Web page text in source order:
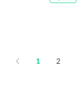
1 2